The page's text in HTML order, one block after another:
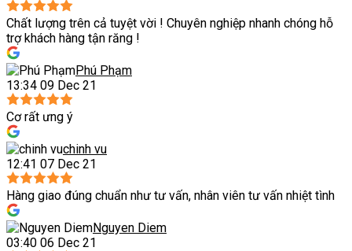
Chất lượng trên cả tuyệt vời ! Chuyên nghiệp nhanh chóng hỗ
trợ khách hàng tận răng !
Phú Phạm
13:34 09 Dec 21
Cơ rất ưng ý
chinh vu
12:41 07 Dec 21
Hàng giao đúng chuẩn như tư vấn, nhân viên tư vấn nhiệt tình
Nguyen Diem
03:40 06 Dec 21